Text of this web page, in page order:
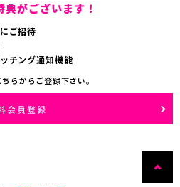
がございます！
ご招待
チング通知機能
らからご登録下さい。
会員登録